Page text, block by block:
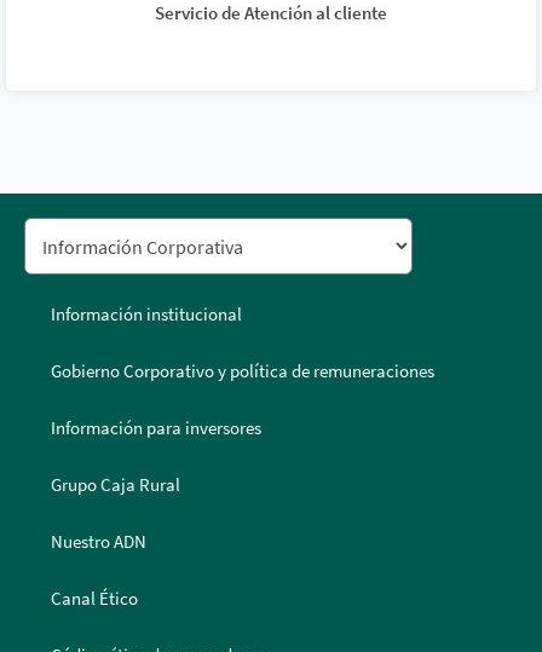
Servicio de Atención al cliente
Información institucional
Gobierno Corporativo y política de remuneraciones
Información para inversores
Grupo Caja Rural
Nuestro ADN
Canal Ético